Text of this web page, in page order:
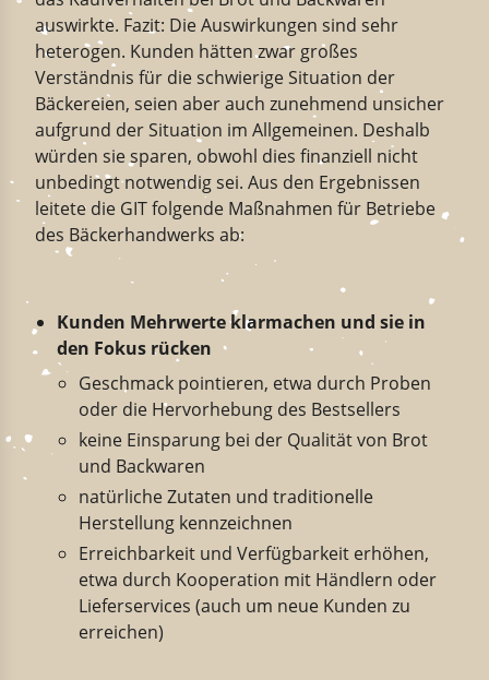
auswirkte. Fazit: Die Auswirkungen sind sehr
heterogen. Kunden hätten zwar großes
Verständnis für die schwierige Situation der
Bäckereien, seien aber auch zunehmend unsicher
aufgrund der Situation im Allgemeinen. Deshalb
würden sie sparen, obwohl dies finanziell nicht
unbedingt notwendig sei. Aus den Ergebnissen
leitete die GIT folgende Maßnahmen für Betriebe
des Bäckerhandwerks ab:
Kunden Mehrwerte klarmachen und sie in
den Fokus rücken
Geschmack pointieren, etwa durch Proben
oder die Hervorhebung des Bestsellers
keine Einsparung bei der Qualität von Brot
und Backwaren
natürliche Zutaten und traditionelle
Herstellung kennzeichnen
Erreichbarkeit und Verfügbarkeit erhöhen,
etwa durch Kooperation mit Händlern oder
Lieferservices (auch um neue Kunden zu
erreichen)